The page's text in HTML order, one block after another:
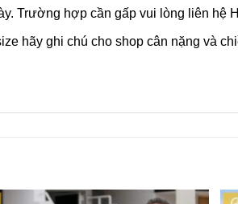
Trường hợp cần gấp vui lòng liên hệ
hãy ghi chú cho shop cân nặng và